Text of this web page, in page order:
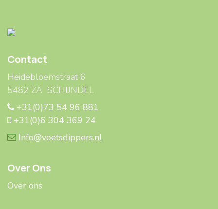
Contact
Heidebloemstraat 6
5482 ZA SCHIJNDEL
+31(0)73 54 96 881
+31(0)6 304 369 24
Info@voetsdippers.nl
Over Ons
Over ons